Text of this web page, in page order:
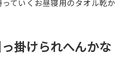
っていくお昼寝用のタオル乾か
っ掛けられへんかな